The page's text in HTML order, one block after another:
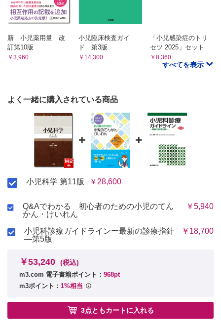
第53章 薬物投与の基本的考え方
第54章 正常数値など
索引
新 小児薬用量 改
訂第10版
￥3,960
小児臨床検査ガイ
ド 第3版
￥14,300
「小児感染症のトリ
セツ 2025」セット
￥8,360
すべてを表示
よく一緒に購入されている商品
+ +
小児科学 第11版 ￥28,600
Q&Aでわかる 初心者のための小児のてん
かん・けいれん
￥5,940
小児科診療ガイドラインー最新の診療指針
―第5版
￥18,700
￥53,240 (税込)
m3.com 電子書籍ポイント： 968pt
m3ポイント： 1%相当
3点ともカートに入れる